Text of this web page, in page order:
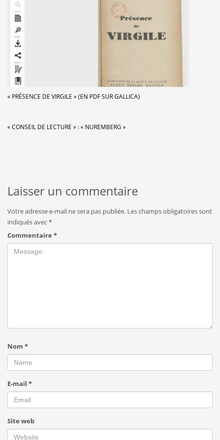
« PRÉSENCE DE VIRGILE » (EN PDF SUR GALLICA)
« CONSEIL DE LECTURE » : « NUREMBERG »
Laisser un commentaire
Votre adresse e-mail ne sera pas publiée. Les champs obligatoires sont
indiqués avec*
Commentaire *
Nom *
E-mail *
Site web